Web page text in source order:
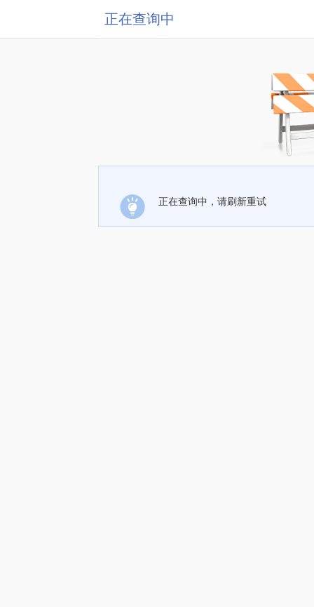
正在查询中
正在查询中，请刷新重试